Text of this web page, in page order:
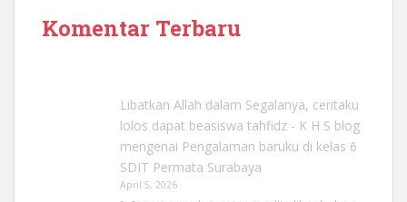
Komentar Terbaru
Libatkan Allah dalam Segalanya, ceritaku
lolos dapat beasiswa tahfidz - K H S blog
mengenai Pengalaman baruku di kelas 6
SDIT Permata Surabaya
April 5, 2026